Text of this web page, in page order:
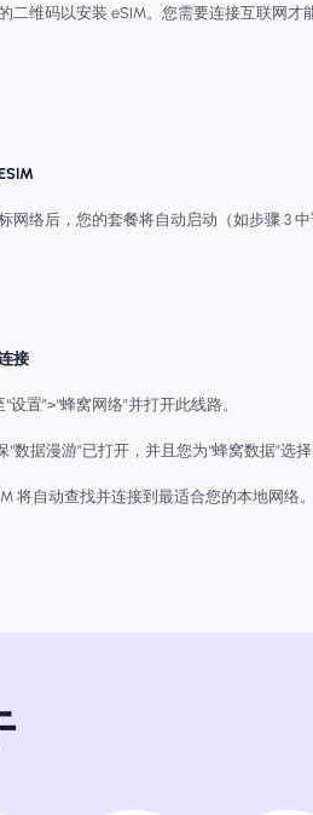
二维码以安装 eSIM。您需要连接互联网才
网络后，您的套餐将自动启动（如步骤 3 中
接
“设置”>“蜂窝网络”并打开此线路。
“数据漫游”已打开，并且您为“蜂窝数据”选择
将自动查找并连接到最适合您的本地网络。